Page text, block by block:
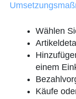
Wählen
einem
Käufe